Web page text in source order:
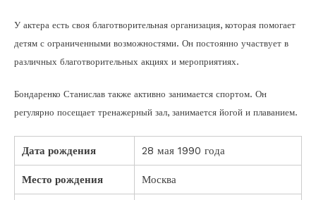
У актера есть своя благотворительная организация, которая помогает
детям с ограниченными возможностями. Он постоянно участвует в
различных благотворительных акциях и мероприятиях.
Бондаренко Станислав также активно занимается спортом. Он
регулярно посещает тренажерный зал, занимается йогой и плаванием.
Дата рождения 28 мая 1990 года
Место рождения Москва